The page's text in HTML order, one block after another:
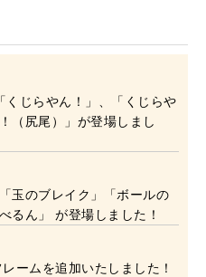
じらやん！」、「くじらや
（尻尾）」が登場しまし
玉のブレイク」「ボールの
るん」 が登場しました！
ームを追加いたしました！